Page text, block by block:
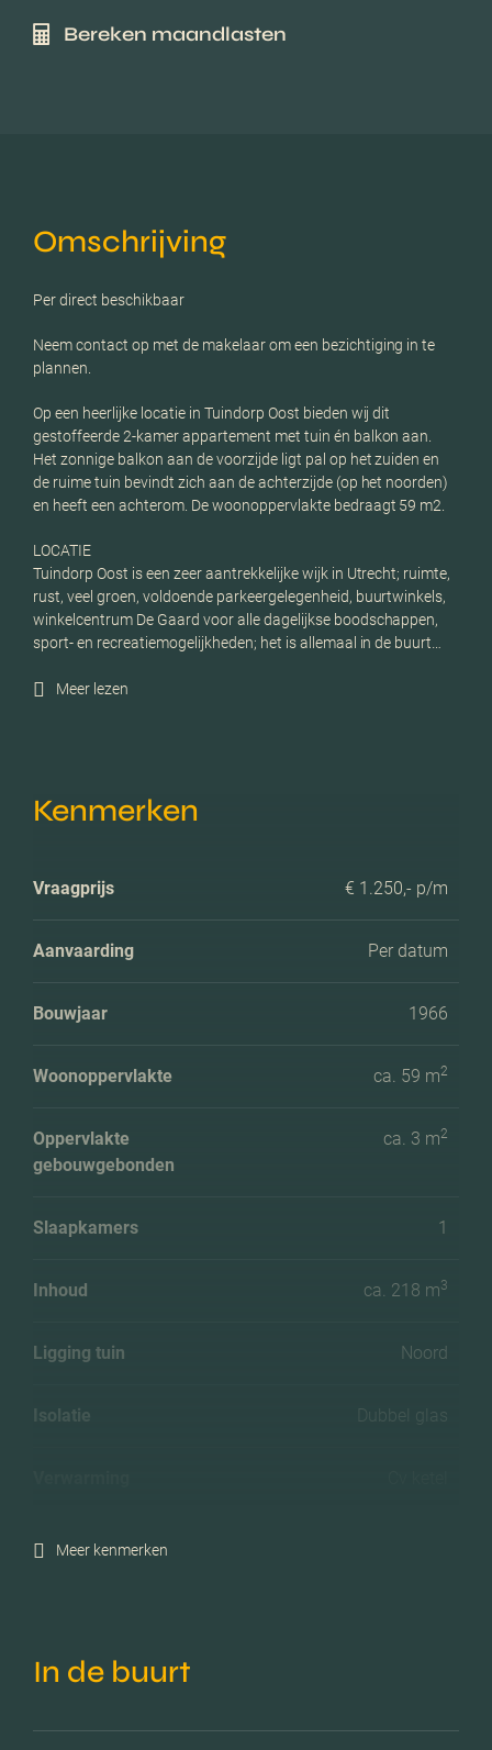
Bereken maandlasten
Omschrijving
Per direct beschikbaar
Neem contact op met de makelaar om een bezichtiging in te
plannen.
Op een heerlijke locatie in Tuindorp Oost bieden wij dit
gestoffeerde 2-kamer appartement met tuin én balkon aan.
Het zonnige balkon aan de voorzijde ligt pal op het zuiden en
de ruime tuin bevindt zich aan de achterzijde (op het noorden)
en heeft een achterom. De woonoppervlakte bedraagt 59 m2.
LOCATIE
Tuindorp Oost is een zeer aantrekkelijke wijk in Utrecht; ruimte,
rust, veel groen, voldoende parkeergelegenheid, buurtwinkels,
winkelcentrum De Gaard voor alle dagelijkse boodschappen,
sport- en recreatiemogelijkheden; het is allemaal in de buurt…
Meer lezen
Kenmerken
Vraagprijs € 1.250,- p/m
Aanvaarding Per datum
Bouwjaar 1966
Woonoppervlakte ca. 59 m2
Oppervlakte
gebouwgebonden
ca. 3 m2
Slaapkamers 1
Inhoud ca. 218 m3
Ligging tuin Noord
Isolatie Dubbel glas
C.v.-ketel bouwjaar
Meer kenmerken
In de buurt